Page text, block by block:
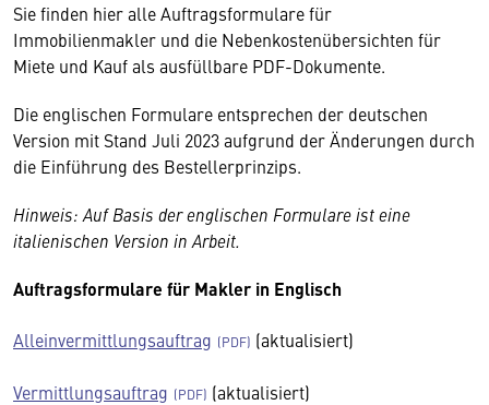
Sie finden hier alle Auftragsformulare für
Immobilienmakler und die Nebenkostenübersichten für
Miete und Kauf als ausfüllbare PDF-Dokumente.
Die englischen Formulare entsprechen der deutschen
Version mit Stand Juli 2023 aufgrund der Änderungen durch
die Einführung des Bestellerprinzips.
Hinweis: Auf Basis der englischen Formulare ist eine
italienischen Version in Arbeit.
Auftragsformulare für Makler in Englisch
Alleinvermittlungsauftrag (aktualisiert)
Vermittlungsauftrag (aktualisiert)